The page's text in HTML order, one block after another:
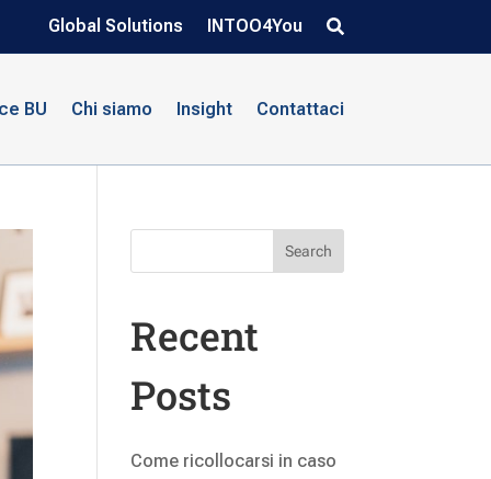
Global Solutions INTOO4You
BU Chi siamo Insight Contattaci
Search
Recent
Posts
Come ricollocarsi in caso